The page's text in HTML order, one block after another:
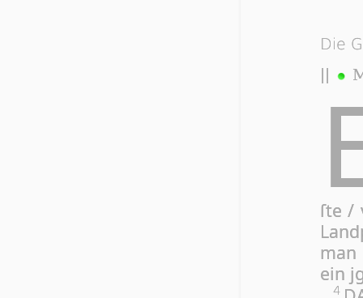
Die
ſte /
man
ein
4